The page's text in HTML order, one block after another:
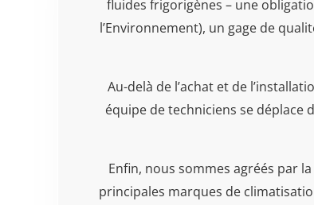
fluides frigorigènes – une
l’Environnement), un gage de
Au-delà de l’achat et de
équipe de techniciens se déplace
Enfin, nous sommes agréés par
principales marques de